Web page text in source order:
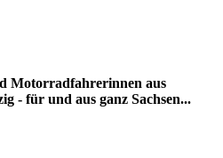
Motorradfahrerinnen aus
- für und aus ganz Sachsen...